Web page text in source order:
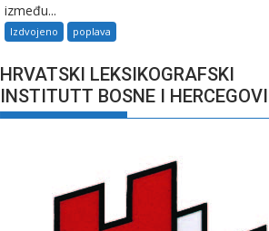
između...
Izdvojeno poplava
HRVATSKI LEKSIKOGRAFSKI
INSTITUTT BOSNE I